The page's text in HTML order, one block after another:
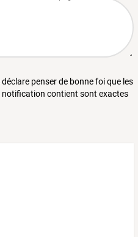
penser de bonne foi que les
contient sont exactes